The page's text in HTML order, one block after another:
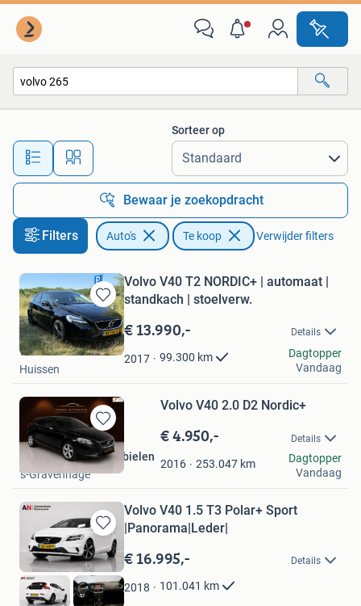
Alle afstanden…
Sorteer op
Bewaar je zoekopdracht
Filters Auto's Te koop Verwijder filters
Bewaren
in
Mijn
Favorieten
Volvo V40 T2 NORDIC+ | automaat |
standkach | stoelverw.
€ 13.990,- Details
2017 99.300 km
van der Mark
Huissen
Dagtopper
Vandaag
Bewaren
in
Mijn
Favorieten
Volvo V40 2.0 D2 Nordic+
€ 4.950,- Details
2016 253.047 km
G.P. Ponsen Automobielen
's-Gravenhage
Dagtopper
Vandaag
Bewaren
in
Mijn
Favorieten
Volvo V40 1.5 T3 Polar+ Sport
|Panorama|Leder|
€ 16.995,- Details
2018 101.041 km